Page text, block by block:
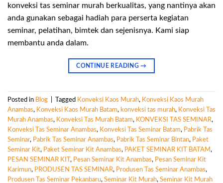
konveksi tas seminar murah berkualitas, yang nantinya akan
anda gunakan sebagai hadiah para perserta kegiatan
seminar, pelatihan, bimtek dan sejenisnya. Kami siap
membantu anda dalam.
CONTINUE READING→
Posted in Blog Tagged Konveksi Kaos Murah, Konveksi Kaos Murah
Anambas, Konveksi Kaos Murah Batam, konveksi tas murah, Konveksi Tas
Murah Anambas, Konveksi Tas Murah Batam, KONVEKSI TAS SEMINAR,
Konveksi Tas Seminar Anambas, Konveksi Tas Seminar Batam, Pabrik Tas
Seminar, Pabrik Tas Seminar Anambas, Pabrik Tas Seminar Bintan, Paket
Seminar Kit, Paket Seminar Kit Anambas, PAKET SEMINAR KIT BATAM,
PESAN SEMINAR KIT , Pesan Seminar Kit Anambas, Pesan Seminar Kit
Karimun, PRODUSEN TAS SEMINAR, Produsen Tas Seminar Anambas,
Produsen Tas Seminar Pekanbaru, Seminar Kit Murah, Seminar Kit Murah